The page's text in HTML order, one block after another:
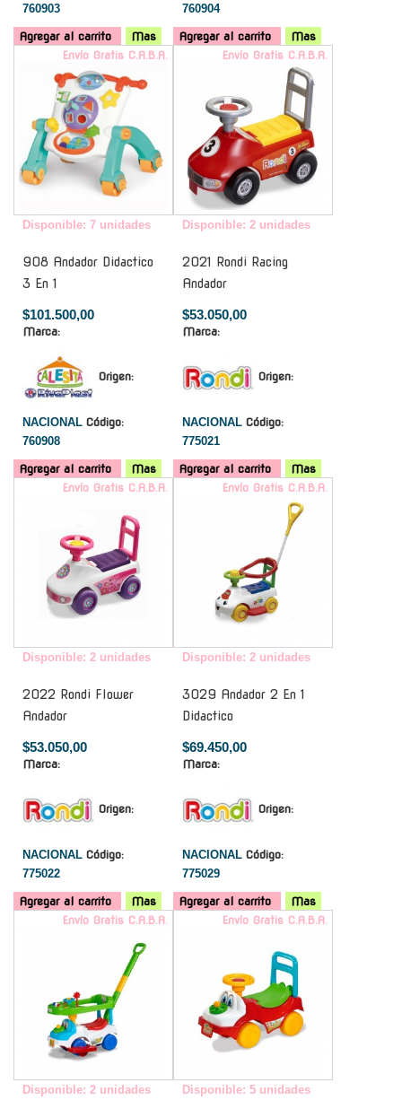
760903
Agregar al carrito Mas
760904
Agregar al carrito
Mas
Envío Gratis C.A.B.A.
Disponible: 7 unidades
908 Andador Didactico
3 En 1
$101.500,00
Marca:
Origen:
NACIONAL Código:
760908
Agregar al carrito Mas
Envío Gratis C.A.B.A.
Disponible: 2 unidades
2021 Rondi Racing
Andador
$53.050,00
Marca:
Origen:
NACIONAL Código:
775021
Agregar al carrito
Mas
Envío Gratis C.A.B.A.
Disponible: 2 unidades
2022 Rondi Flower
Andador
$53.050,00
Marca:
Origen:
NACIONAL Código:
775022
Agregar al carrito Mas
Envío Gratis C.A.B.A.
Disponible: 2 unidades
3029 Andador 2 En 1
Didactico
$69.450,00
Marca:
Origen:
NACIONAL Código:
775029
Agregar al carrito
Mas
Envío Gratis C.A.B.A.
Disponible: 2 unidades
Envío Gratis C.A.B.A.
Disponible: 5 unidades